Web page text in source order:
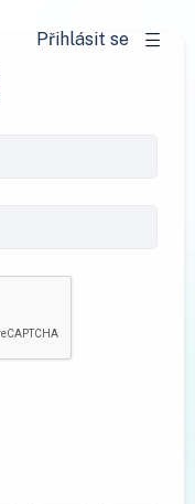
Přihlásit se